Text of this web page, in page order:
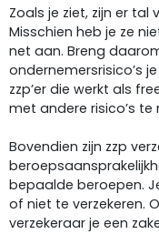
Zoals je ziet, zijn er tal
Misschien heb je ze
net aan. Breng
ondernemersrisico’s
zzp’er die werkt als
met andere risico’s te
Bovendien zijn zzp
bepaalde beroepen.
of niet te verzekeren.
verzekeraar je een